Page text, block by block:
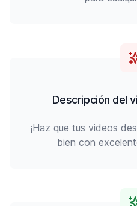
Descripción del
¡Haz que tus videos
bien con